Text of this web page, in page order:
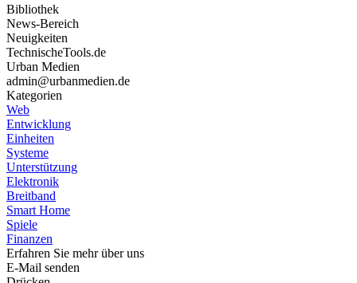
Bibliothek
News-Bereich
Neuigkeiten
TechnischeTools.de
Urban Medien
admin@urbanmedien.de
Kategorien
Web
Entwicklung
Einheiten
Systeme
Unterstützung
Elektronik
Breitband
Smart Home
Spiele
Finanzen
Erfahren Sie mehr über uns
E-Mail senden